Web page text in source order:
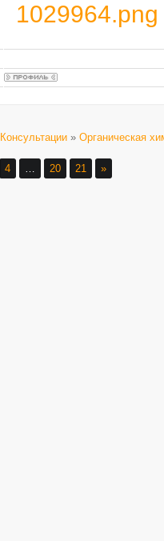
1029964.png
Консультации » Органическая
4 20 21 »